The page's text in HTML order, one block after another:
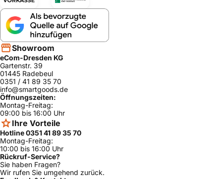
Showroom
eCom-Dresden KG
Gartenstr. 39
01445 Radebeul
0351 / 41 89 35 70
info@smartgoods.de
Öffnungszeiten:
Montag-Freitag:
09:00 bis 16:00 Uhr
Ihre Vorteile
Hotline 0351 41 89 35 70
Montag-Freitag:
10:00 bis 16:00 Uhr
Rückruf-Service?
Sie haben Fragen?
Wir rufen Sie umgehend zurück.